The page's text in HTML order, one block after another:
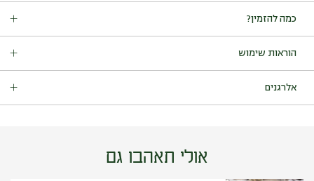
בהרמת כוסית לשני – מגש נאצ’וס פריך שצריך ללעוס בשקט אם לא
רוצים להפריע 🙂
לשולחן טנא אנחנו בוחרים את הנאצ’וס הטוב ביותר ומגישים אותו עם
גוואקמולה טרי, סלסת עגבניות, מטבל שמנת חמוצה ושום.
מגש שמבטיח רגעים טובים.
כמה להזמין?
הוראות שימוש
אלרגנים
אולי תאהבו גם